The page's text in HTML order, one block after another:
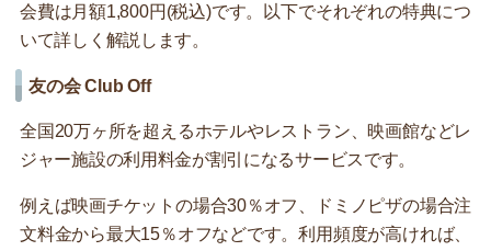
会費は月額1,800円(税込)です。以下でそれぞれの特典につ
いて詳しく解説します。
友の会 Club Off
全国20万ヶ所を超えるホテルやレストラン、映画館などレ
ジャー施設の利用料金が割引になるサービスです。
例えば映画チケットの場合30％オフ、ドミノピザの場合注
文料金から最大15％オフなどです。利用頻度が高ければ、